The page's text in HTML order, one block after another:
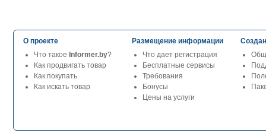
О проекте
Что такое Informer.by?
Как продвигать товар
Как покупать
Как искать товар
Размещение информации
Что дает регистрация
Бесплатные сервисы
Требования
Бонусы
Цены на услуги